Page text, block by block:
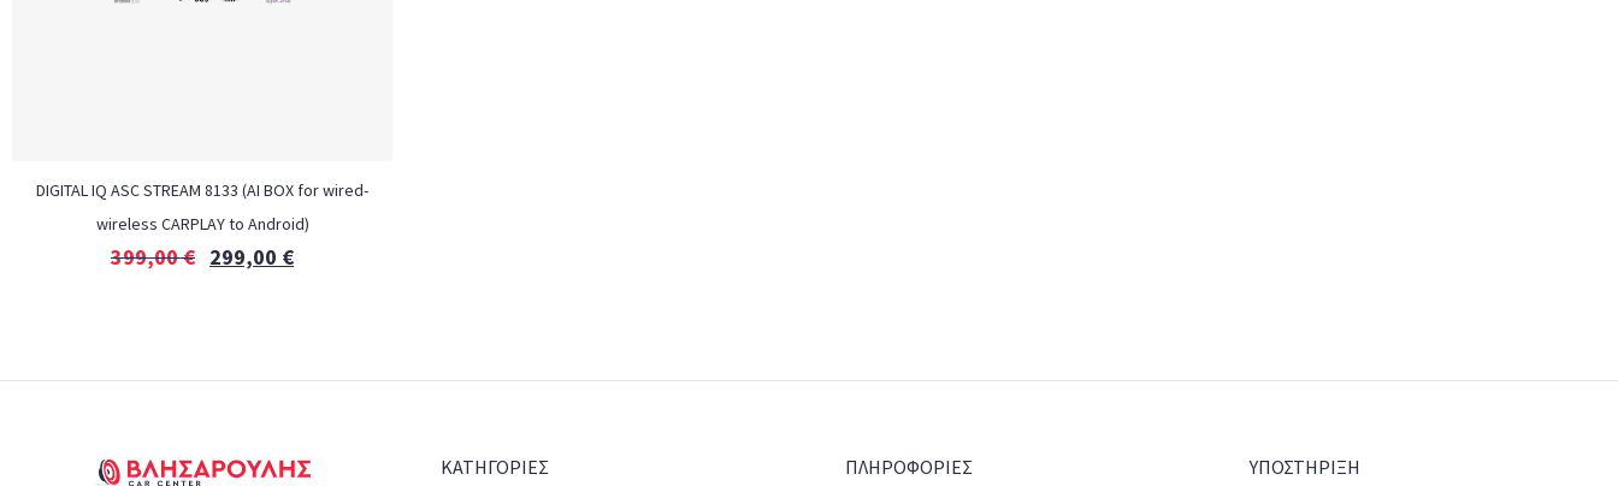
DIGITAL IQ ASC STREAM 8133 (AI BOX for wired-
wireless CARPLAY to Android)
399,00€ 299,00 €
ΚΑΤΗΓΟΡΙΕΣ ΠΛΗΡΟΦΟΡΙΕΣ ΥΠΟΣΤΗΡΙΞΗ